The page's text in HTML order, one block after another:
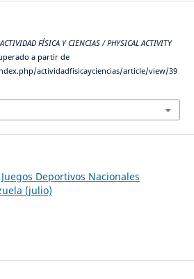
ACTIVIDAD FÍSICA Y CIENCIAS / PHYSICAL ACTIVITY
a partir de
actividadfisicayciencias/article/view/39
Deportivos Nacionales
(julio)